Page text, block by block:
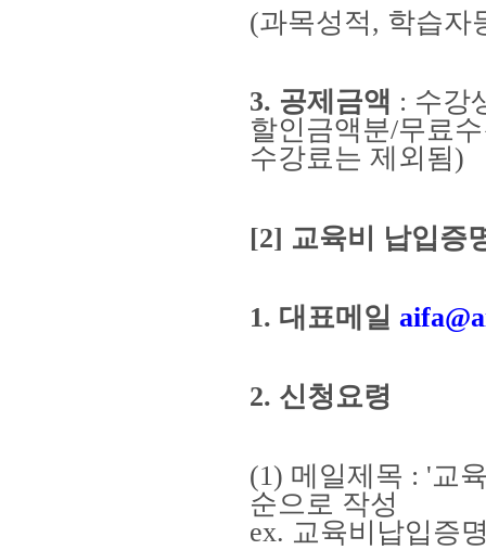
(과목성적, 학습자
3. 공제금액 : 수강
할인금액분/무료
수강료는 제외됨)
[2] 교육비 납입증
1. 대표메일
2. 신청요령
(1) 메일제목 : '교
순으로 작성
ex. 교육비납입증